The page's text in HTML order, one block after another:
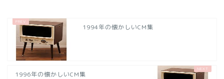
1994年の懐かしいCM集
1996年の懐かしいCM集